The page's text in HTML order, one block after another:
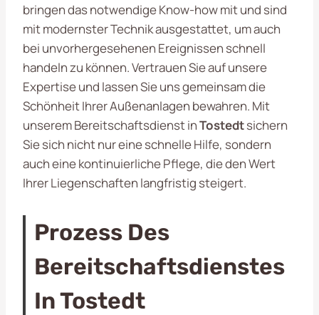
bringen das notwendige Know-how mit und sind
mit modernster Technik ausgestattet, um auch
bei unvorhergesehenen Ereignissen schnell
handeln zu können. Vertrauen Sie auf unsere
Expertise und lassen Sie uns gemeinsam die
Schönheit Ihrer Außenanlagen bewahren. Mit
unserem Bereitschaftsdienst inTostedtsichern
Sie sich nicht nur eine schnelle Hilfe, sondern
auch eine kontinuierliche Pflege, die den Wert
Ihrer Liegenschaften langfristig steigert.
Prozess Des
Bereitschaftsdienstes
In Tostedt